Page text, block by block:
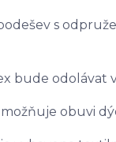
s
bude odolávat
obuvi